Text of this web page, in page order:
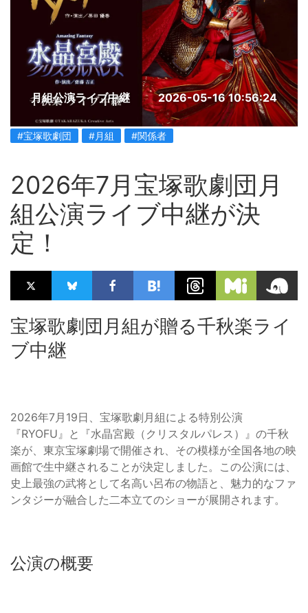
月組公演ライブ中継 2026-05-16 10:56:24
#宝塚歌劇団 #月組 #関係者
2026年7月宝塚歌劇団月
組公演ライブ中継が決
定！
宝塚歌劇団月組が贈る千秋楽ライ
ブ中継
2026年7月19日、宝塚歌劇月組による特別公演
『RYOFU』と『水晶宮殿（クリスタルパレス）』の千秋
楽が、東京宝塚劇場で開催され、その模様が全国各地の映
画館で生中継されることが決定しました。この公演には、
史上最強の武将として名高い呂布の物語と、魅力的なファ
ンタジーが融合した二本立てのショーが展開されます。
公演の概要